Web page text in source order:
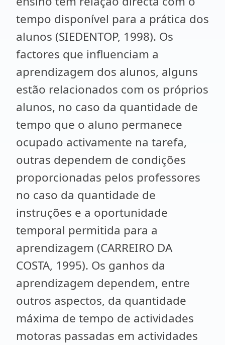
tempo disponível para a prática dos
alunos (SIEDENTOP, 1998). Os
factores que influenciam a
aprendizagem dos alunos, alguns
estão relacionados com os próprios
alunos, no caso da quantidade de
tempo que o aluno permanece
ocupado activamente na tarefa,
outras dependem de condições
proporcionadas pelos professores
no caso da quantidade de
instruções e a oportunidade
temporal permitida para a
aprendizagem (CARREIRO DA
COSTA, 1995). Os ganhos da
aprendizagem dependem, entre
outros aspectos, da quantidade
máxima de tempo de actividades
motoras passadas em actividades